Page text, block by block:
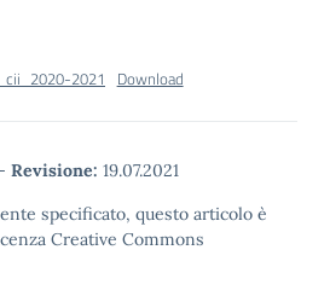
2021 Download
- Revisione: 19.07.2021
specificato, questo articolo è
Creative Commons